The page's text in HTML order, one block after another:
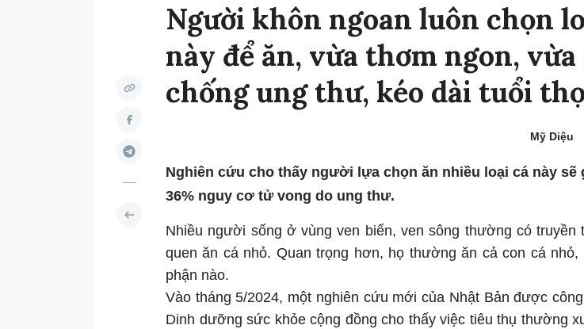
Người khôn ngoan luôn chọn
này để ăn, vừa thơm ngon,
chống ung thư, kéo dài tuổi
Mỹ Diệu
Nghiên cứu cho thấy người lựa chọn ăn nhiều loại cá này sẽ
36% nguy cơ tử vong do ung thư.
Nhiều người sống ở vùng ven biển, ven sông thường có truyền
quen ăn cá nhỏ. Quan trọng hơn, họ thường ăn cả con cá nhỏ,
phận nào.
Vào tháng 5/2024, một nghiên cứu mới của Nhật Bản được
Dinh dưỡng sức khỏe cộng đồng cho thấy việc tiêu thụ thường